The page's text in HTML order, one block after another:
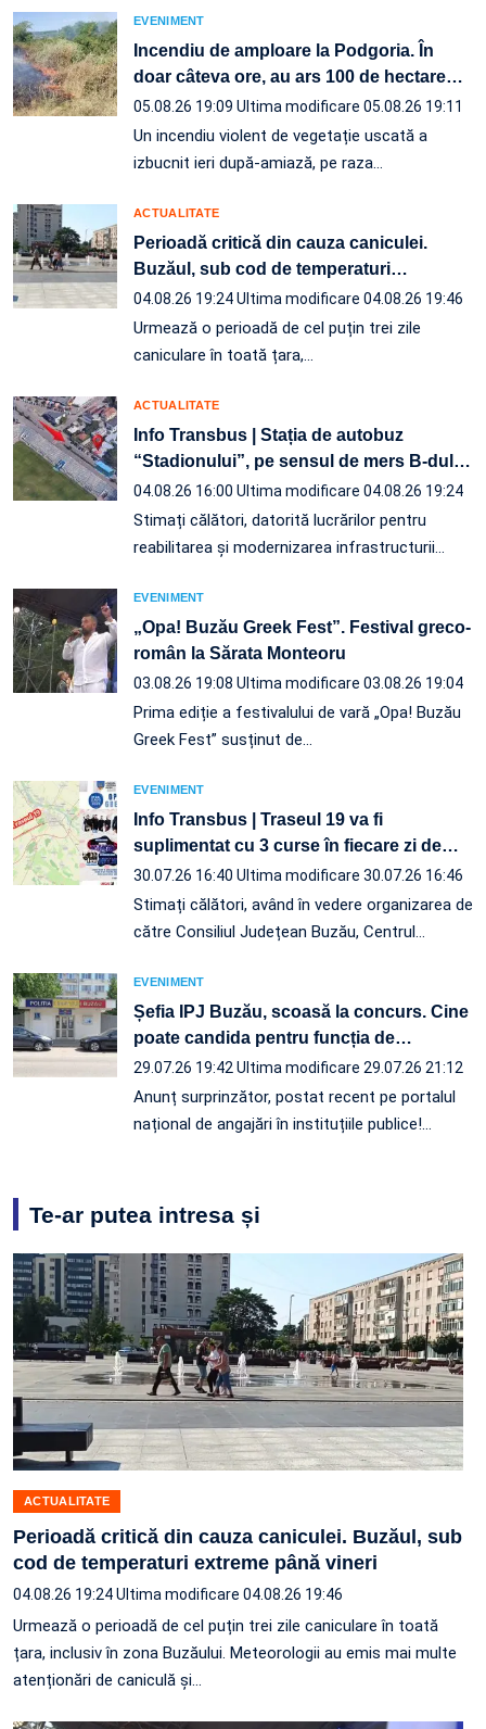
EVENIMENT
Incendiu de amploare la Podgoria. În
doar câteva ore, au ars 100 de hectare…
05.08.26 19:09 Ultima modificare 05.08.26 19:11
Un incendiu violent de vegetație uscată a
izbucnit ieri după-amiază, pe raza…
ACTUALITATE
Perioadă critică din cauza caniculei.
Buzăul, sub cod de temperaturi…
04.08.26 19:24Ultima modificare 04.08.26 19:46
Urmează o perioadă de cel puțin trei zile
caniculare în toată țara,…
ACTUALITATE
Info Transbus | Stația de autobuz
“Stadionului”, pe sensul de mers B-dul …
04.08.26 16:00 Ultima modificare 04.08.26 19:24
Stimați călători, datorită lucrărilor pentru
reabilitarea și modernizarea infrastructurii…
EVENIMENT
„Opa! Buzău Greek Fest”. Festival greco-
român la Sărata Monteoru
03.08.26 19:08 Ultima modificare 03.08.26 19:04
Prima ediție a festivalului de vară „Opa! Buzău
Greek Fest” susținut de…
EVENIMENT
Info Transbus | Traseul 19 va fi
suplimentat cu 3 curse în fiecare zi de…
30.07.26 16:40 Ultima modificare 30.07.26 16:46
Stimați călători, având în vedere organizarea de
către Consiliul Județean Buzău, Centrul…
EVENIMENT
Șefia IPJ Buzău, scoasă la concurs. Cine
poate candida pentru funcția de…
29.07.26 19:42 Ultima modificare 29.07.26 21:12
Anunț surprinzător, postat recent pe portalul
național de angajări în instituțiile publice!…
Te-ar putea intresa și
ACTUALITATE
Perioadă critică din cauza caniculei. Buzăul, sub
cod de temperaturi extreme până vineri
04.08.26 19:24Ultima modificare 04.08.26 19:46
Urmează o perioadă de cel puțin trei zile caniculare în toată
țara, inclusiv în zona Buzăului. Meteorologii au emis mai multe
atenționări de caniculă și…